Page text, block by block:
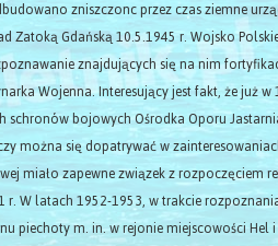
zniszczonc przez czas ziemne
Zatoką Gdańską 10.5.1945 r. Wojsko
znajdujących się na nim
Wojenna. Interesujący jest fakt, że już
schronów bojowych Ośrodka Oporu
można się dopatrywać w
miało zapewne związek z rozpoczęciem
r. W latach 1952-1953, w trakcie
piechoty m. in. w rejonie miejscowości